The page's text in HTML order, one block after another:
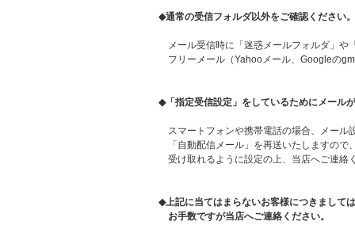
◆通常の受信フォルダ以外をご確認ください。
メール受信時に「迷惑メールフォルダ」や
フリーメール（Yahooメール、Googleの
◆「指定受信設定」をしているためにメール
スマートフォンや携帯電話の場合、メール
「自動配信メール」を再送いたしますので
受け取れるように設定の上、当店へご連絡
◆上記に当てはまらないお客様につきまして
お手数ですが当店へご連絡ください。